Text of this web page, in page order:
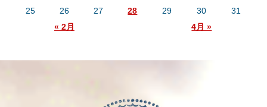
« 2月 4月 »
25
26 27 28 29 30 31